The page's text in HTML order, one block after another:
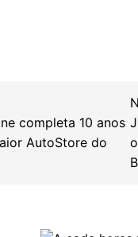
completa 10 anos
AutoStore do